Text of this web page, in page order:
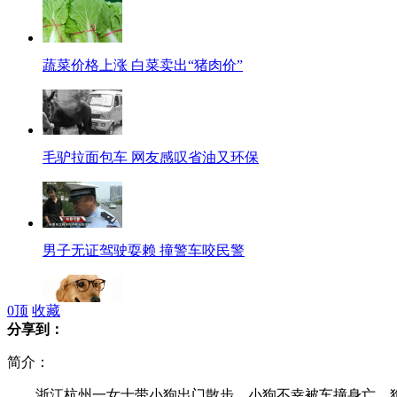
蔬菜价格上涨 白菜卖出“猪肉价”
毛驴拉面包车 网友感叹省油又环保
男子无证驾驶耍赖 撞警车咬民警
0顶 收藏
分享到：
简介：